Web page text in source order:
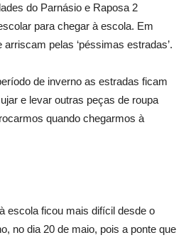
do Parnásio e Raposa 2
para chegar à escola. Em
pelas ‘péssimas estradas’.
de inverno as estradas ficam
e levar outras peças de roupa
quando chegarmos à
escola ficou mais difícil desde o
no dia 20 de maio, pois a ponte que